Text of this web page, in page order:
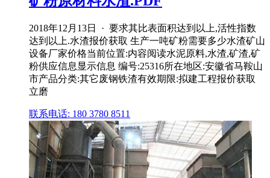
2018年12月13日 · 要求其比表面积达到以上,活性指数
达到以上.水渣报价获取 生产一吨矿粉需要多少水渣矿山
设备厂家价格当前位置:内容阅读水泥原料,水渣,矿渣,矿
粉供应信息显示信息 编号:25316所在地区:安徽省马鞍山
市产品分类:其它废钢铁渣有效期限:拟建工程报价获取
立磨
联系电话: 180 3780 8511